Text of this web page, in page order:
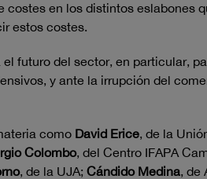
en los distintos eslabones
estos costes.
futuro del sector, en particular,
y ante la irrupción del
como David Erice, de la
Colombo, del Centro IFAPA
, de la UJA; Cándido Medina, de